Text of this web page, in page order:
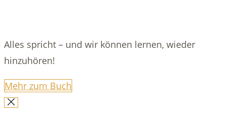
Alles spricht – und wir können lernen, wieder
hinzuhören!
Mehr zum Buch